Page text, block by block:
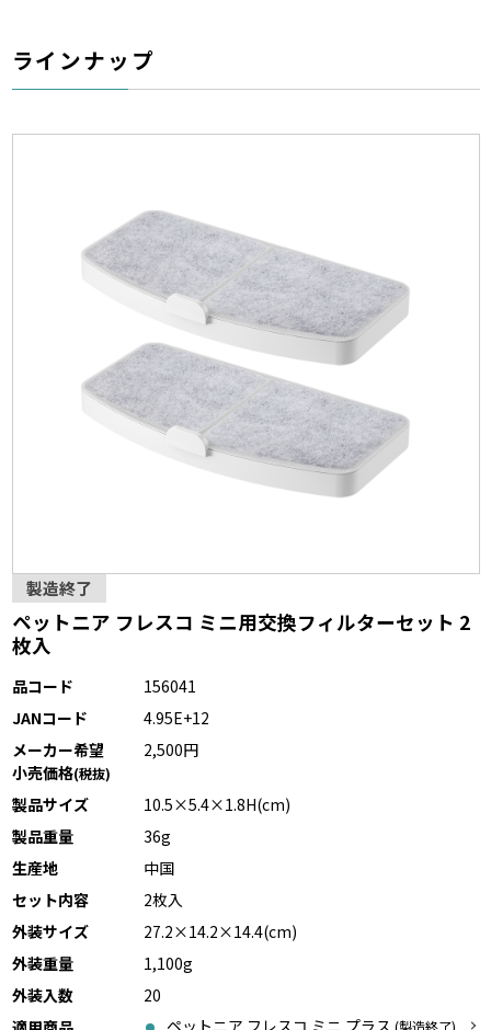
ラインナップ
製造終了
ペットニア フレスコ ミニ用交換フィルターセット 2
枚入
品コード
156041
JANコード
4.95E+12
メーカー希望
小売価格(税抜)
2,500円
製品サイズ
10.5×5.4×1.8H(cm)
製品重量
36g
生産地
中国
セット内容
2枚入
外装サイズ
27.2×14.2×14.4(cm)
外装重量
1,100g
外装入数
20